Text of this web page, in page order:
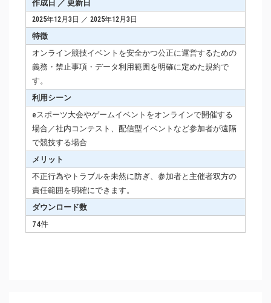
作成日 ／ 更新日
2025年12月3日 ／ 2025年12月3日
特徴
オンライン競技イベントを安全かつ公正に運営するための
義務・禁止事項・データ利用範囲を明確に定めた規約で
す。
利用シーン
eスポーツ大会やゲームイベントをオンラインで開催する
場合／社内コンテスト、配信型イベントなど参加者が遠隔
で競技する場合
メリット
不正行為やトラブルを未然に防ぎ、参加者と主催者双方の
責任範囲を明確にできます。
ダウンロード数
74件